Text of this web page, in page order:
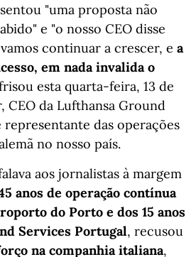
"uma proposta não
e "o nosso CEO disse
continuar a crescer, e a
em nada invalida o
esta quarta-feira, 13 de
CEO da Lufthansa Ground
representante das operações
no nosso país.
aos jornalistas à margem
anos de operação contínua
do Porto e dos 15 anos
Services Portugal, recusou
na companhia italiana,